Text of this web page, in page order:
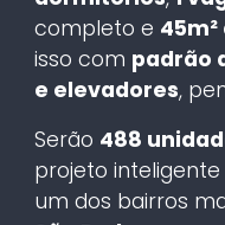
completo e
isso com padrão
e elevadores,
Serão 488
projeto
um dos bairros